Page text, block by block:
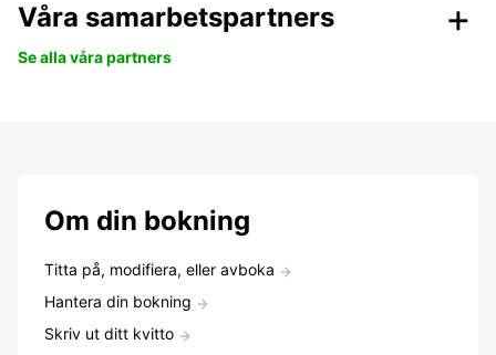
Våra samarbetspartners
Se alla våra partners
Om din bokning
Titta på, modifiera, eller avboka
Hantera din bokning
Skriv ut ditt kvitto